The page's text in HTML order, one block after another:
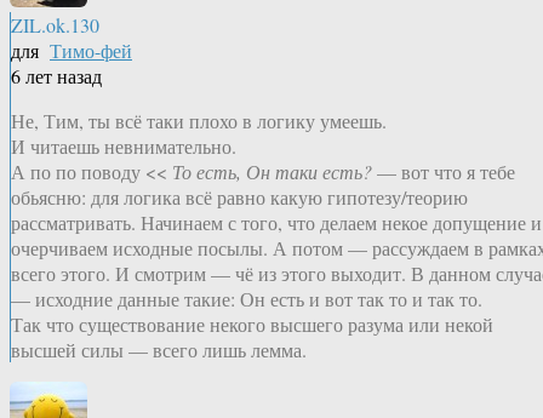
ZIL.ok.130
для Тимо-фей
6 лет назад
Не, Тим, ты всё таки плохо в логику умеешь.
И читаешь невнимательно.
А по по поводу << То есть, Он таки есть?— вот что я тебе
обьясню: для логика всё равно какую гипотезу/теорию
рассматривать. Начинаем с того, что делаем некое допущение и
очерчиваем исходные посылы. А потом — рассуждаем в
всего этого. И смотрим — чё из этого выходит. В данном
— исходние данные такие: Он есть и вот так то и так то.
Так что существование некого высшего разума или некой
высшей силы — всего лишь лемма.